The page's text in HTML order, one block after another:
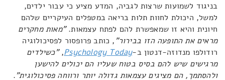
בניגוד לשמועות שרצות לגביה, המדע מציע כי עבור ילדים,
למשל, היכולת לחוות תלות בריאה במטפלים העיקריים שלהם
חיונית והיא זו שמאפשרת להם לפתח עצמאות."מאות מחקרים
מראים את התופעה הזו בבירור", כותב פרופסור לפסיכולוגיה
רודולפו מנדוזה-דנטון ב-Psychology Today
,"כשילדים
מרגישים שיש להם בסיס בטוח שעליו הם יכולים להישען
ולהסתמך, הם מציגים עצמאות גדולה יותר ורווחה פסיכולוגית".